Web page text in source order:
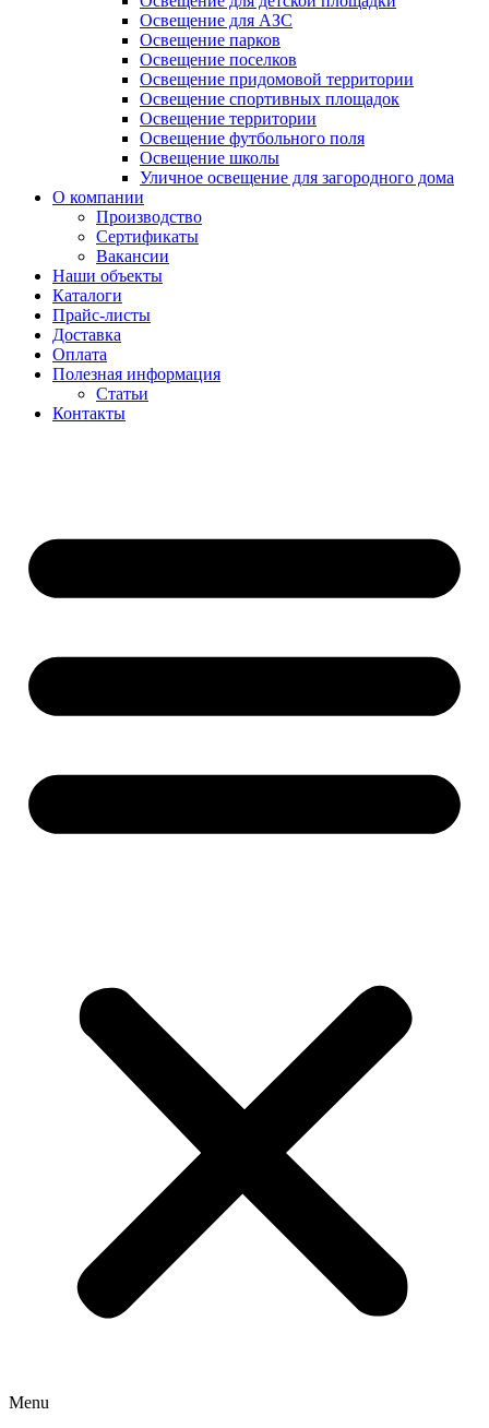
Освещение для АЗС
Освещение парков
Освещение поселков
Освещение придомовой территории
Освещение спортивных площадок
Освещение территории
Освещение футбольного поля
Освещение школы
Уличное освещение для загородного дома
О компании
Производство
Сертификаты
Вакансии
Наши объекты
Каталоги
Прайс-листы
Доставка
Оплата
Полезная информация
Статьи
Контакты
Menu